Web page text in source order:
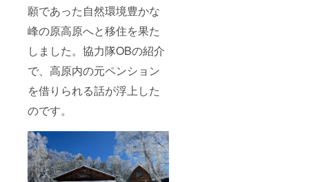
願であった自然環境豊かな
峰の原高原へと移住を果た
しました。協力隊OBの紹介
で、高原内の元ペンション
を借りられる話が浮上した
のです。